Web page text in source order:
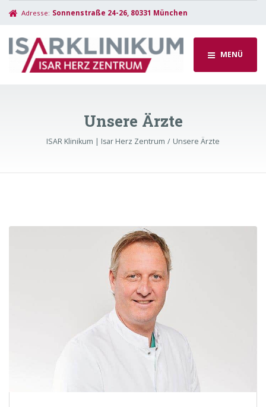
Adresse: Sonnenstraße 24-26, 80331 München
MENÜ
Unsere Ärzte
ISAR Klinikum | Isar Herz Zentrum Unsere Ärzte